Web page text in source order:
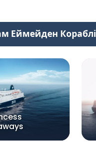
Еймейден Кораблі